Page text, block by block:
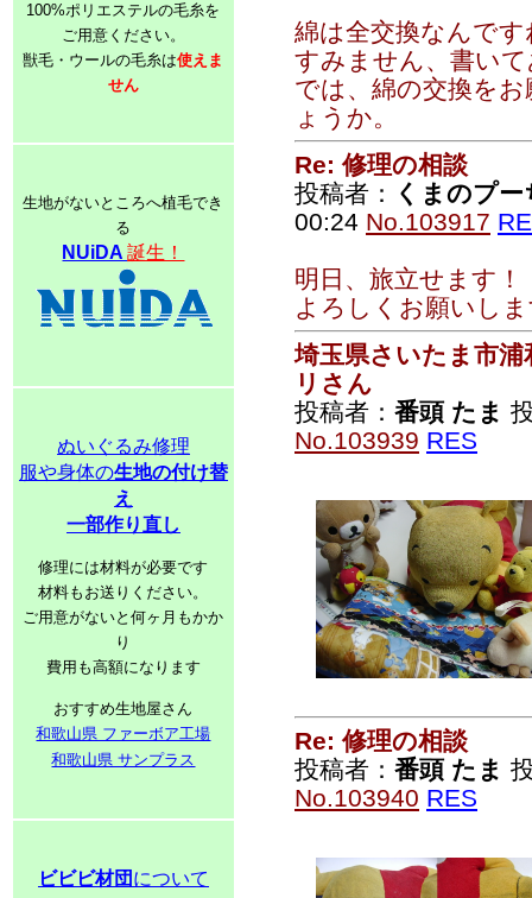
100%ポリエステルの毛糸を
ご用意ください。
獣毛・ウールの毛糸は使えま
せん
生地がないところへ植毛でき
る
NUiDA誕生！
ぬいぐるみ修理
服や身体の生地の付け替
え
一部作り直し
修理には材料が必要です
材料もお送りください。
ご用意がないと何ヶ月もかか
り
費用も高額になります
おすすめ生地屋さん
和歌山県 ファーボア工場
和歌山県 サンプラス
ビビビ材団 について
綿は全交換なんです
すみません、書い
では、綿の交換を
ょうか。
Re: 修理の相談
投稿者：
くまのプ
00:24 No.103917
明日、旅立せます！
よろしくお願いし
埼玉県さいたま市
リさん
投稿者： 番頭 たま
No.103939 RES
Re: 修理の相談
投稿者： 番頭 たま
No.103940 RES